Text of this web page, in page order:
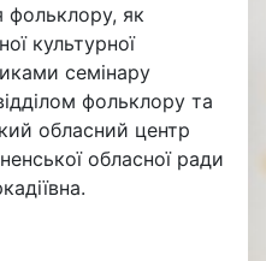
фольклору, як
культурної
семінару
фольклору та
обласний центр
обласної ради